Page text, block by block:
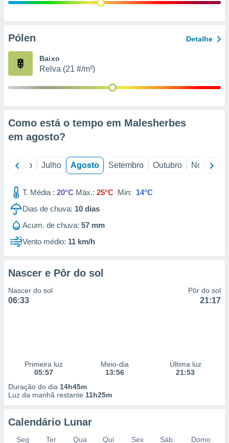
e
de
Pólen Detalhe
Baixo
Relva (21 #/m³)
Como está o tempo em Malesherbes
em agosto?
Junho Julho Agosto Setembro Outubro Novembro
T. Média : 20°C Máx.: 25°C Min: 14°C
Dias de chuva: 10 dias
Acum. de chuva: 57 mm
Vento médio: 11 km/h
Nascer e Pôr do sol
Nascer do sol
06:33
Pôr do sol
21:17
Primeira luz
05:57
Meio-dia
13:56
Última luz
21:53
Duração do dia 14h45m
Luz da manhã restante 11h25m
Calendário Lunar
Seg Ter Qua Qui Sex Sáb
Domo